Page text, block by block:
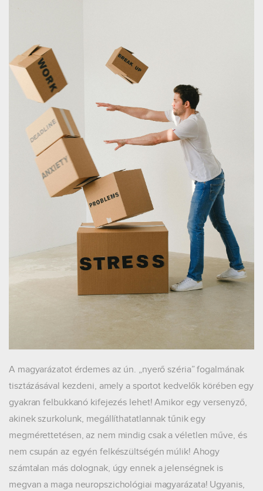
A magyarázatot érdemes az ún. „nyerő széria” fogalmának
tisztázásával kezdeni, amely a sportot kedvelők körében egy
gyakran felbukkanó kifejezés lehet! Amikor egy versenyző,
akinek szurkolunk, megállíthatatlannak tűnik egy
megmérettetésen, az nem mindig csak a véletlen műve, és
nem csupán az egyén felkészültségén múlik! Ahogy
számtalan más dolognak, úgy ennek a jelenségnek is
megvan a maga neuropszichológiai magyarázata! Ugyanis,